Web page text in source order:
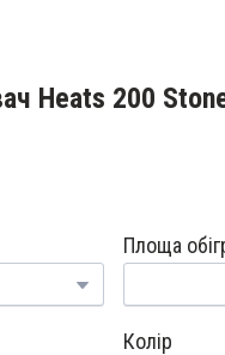
Heats 200
Площа
Колір